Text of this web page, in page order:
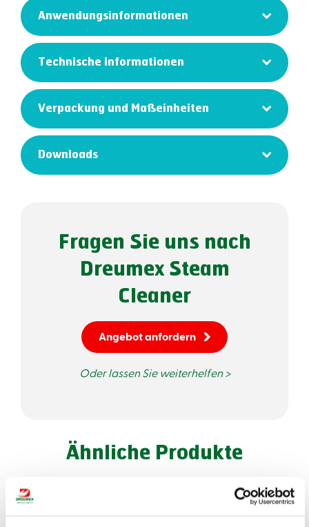
Anwendungsinformationen
Technische Informationen
Verpackung und Maßeinheiten
Downloads
Fragen Sie uns nach
Dreumex Steam
Cleaner
Angebot anfordern
Oder lassen Sie weiterhelfen >
Ähnliche Produkte